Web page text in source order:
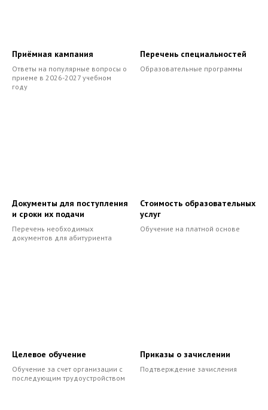
Приёмная кампания
Ответы на популярные вопросы о
приеме в 2026-2027 учебном
году
Перечень специальностей
Образовательные программы
Документы для поступления
и сроки их подачи
Перечень необходимых
документов для абитуриента
Стоимость образовательных
услуг
Обучение на платной основе
Целевое обучение
Обучение за счет организации с
последующим трудоустройством
Приказы о зачислении
Подтверждение зачисления